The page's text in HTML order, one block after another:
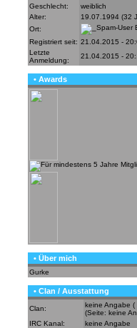
Geschlecht:
weiblich
Alter:
19.07.1994 (32
Ort:
Registriert seit: 21.04.2015 -
Letzte
Anmeldung:
21.04.2015 -
• Awards
• Über mich
Gurke
• Clan / Ausstattung
Clan:
keine Angabe (
(Seite: keine
IRC Kanal:
keine Angabe